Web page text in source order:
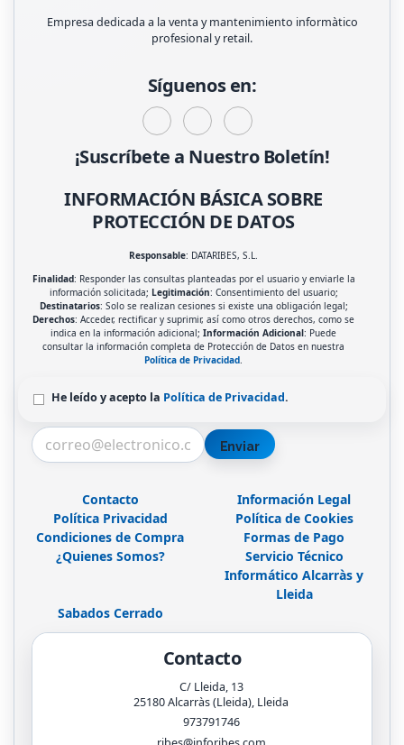
Empresa dedicada a la venta y mantenimiento informàtico
profesional y retail.
Síguenos en:
¡Suscríbete a Nuestro Boletín!
INFORMACIÓN BÁSICA SOBRE
PROTECCIÓN DE DATOS
Responsable: DATARIBES, S.L.
Finalidad: Responder las consultas planteadas por el usuario y enviarle la
información solicitada; Legitimación: Consentimiento del usuario;
Destinatarios: Solo se realizan cesiones si existe una obligación legal;
Derechos: Acceder, rectificar y suprimir, así como otros derechos, como se
indica en la información adicional;Información Adicional: Puede
consultar la información completa de Protección de Datos en nuestra
Política de Privacidad
He leído y acepto la Política de Privacidad.
Enviar
Contacto
Información Legal
Política Privacidad
Política de Cookies
Condiciones de Compra
Formas de Pago
¿Quienes Somos?
Servicio Técnico
Informático Alcarràs y
Lleida
Sabados Cerrado
Contacto
C/ Lleida, 13
25180Alcarràs (Lleida), Lleida
973791746